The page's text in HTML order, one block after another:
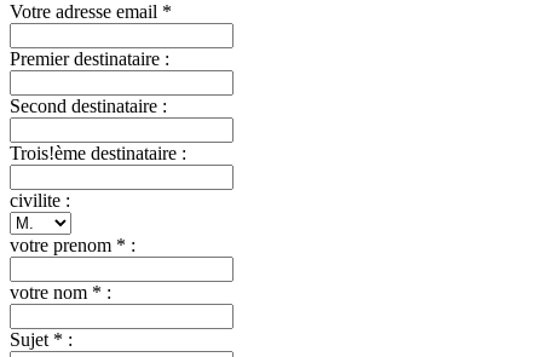
Votre adresse email *
Premier destinataire :
Second destinataire :
Trois!ème destinataire :
civilite :
votre prenom * :
votre nom * :
Sujet * :